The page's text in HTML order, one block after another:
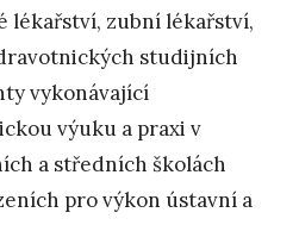
lékařství, zubní lékařství,
studijních
vykonávající
výuku a praxi v
a středních školách
pro výkon ústavní a